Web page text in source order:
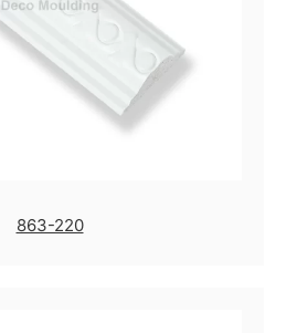
863-220